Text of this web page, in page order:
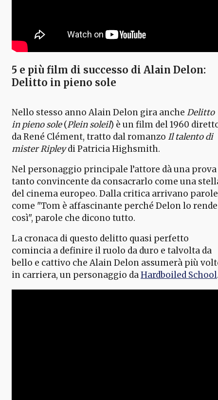
5 e più film di successo di Alain Delon:
Delitto in pieno sole
Nello stesso anno Alain Delon gira anche Delitto
in pieno sole(Plein soleil) è un film del 1960
da René Clément, tratto dal romanzo Il talento di
mister Ripleydi Patricia Highsmith.
Nel personaggio principale l’attore dà una prova
tanto convincente da consacrarlo come una
del cinema europeo. Dalla critica arrivano parole
come "Tom è affascinante perché Delon lo rende
così", parole che dicono tutto.
La cronaca di questo delitto quasi perfetto
comincia a definire il ruolo da duro e talvolta da
bello e cattivo che Alain Delon assumerà più
in carriera, un personaggio daHardboiled School